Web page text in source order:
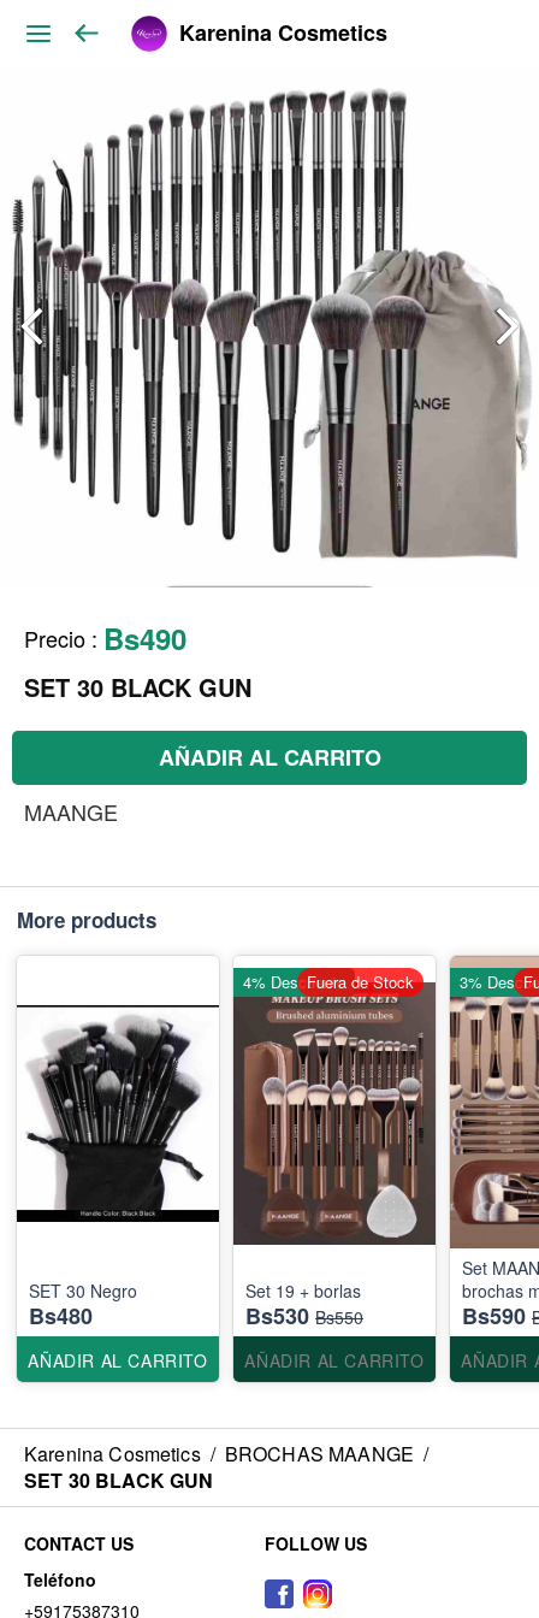
Karenina Cosmetics
Precio : Bs490
SET 30 BLACK GUN
AÑADIR AL CARRITO
MAANGE
More products
SET 30 Negro
Bs480
AÑADIR AL CARRITO
Set 19 + borlas
Bs530 Bs550
AÑADIR AL CARRITO
4% DescuentoFuera de Stock
Set
brochas
Bs590
AÑADIR
3%
Karenina Cosmetics / BROCHAS MAANGE /
SET 30 BLACK GUN
CONTACT US
Teléfono
+59175387310
FOLLOW US